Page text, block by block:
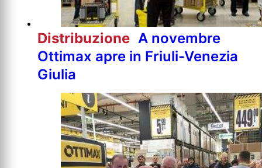
Distribuzione A novembre
Ottimax apre in Friuli-Venezia
Giulia